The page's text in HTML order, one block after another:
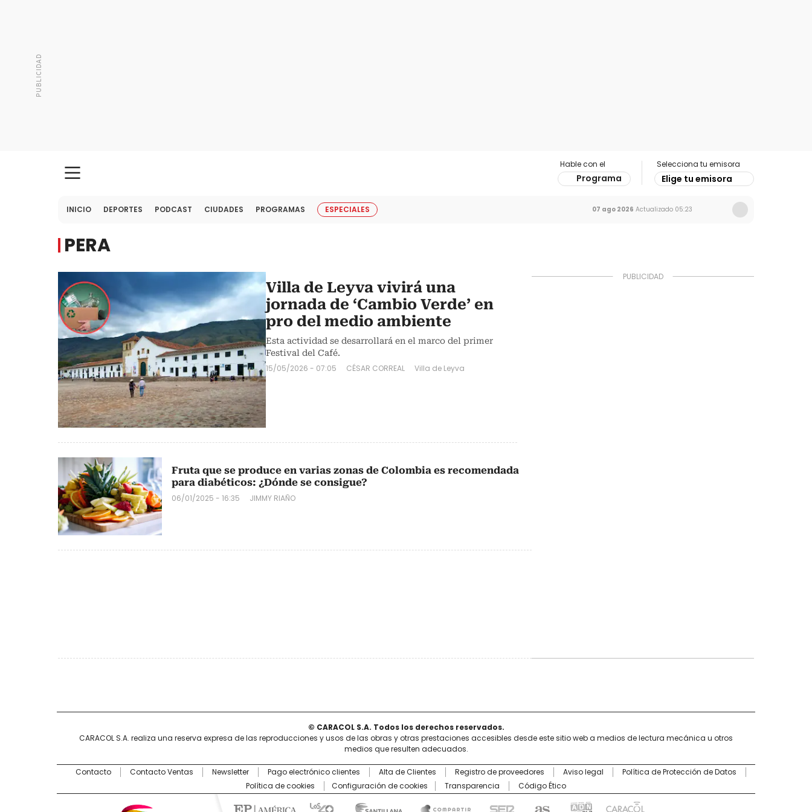
Hable con el
Programa
Selecciona tu emisora
Elige tu emisora
INICIO DEPORTES PODCAST CIUDADES PROGRAMAS ESPECIALES 07 ago 2026 Actualizado 05:23
PERA
Villa de Leyva vivirá una
jornada de ‘Cambio Verde’ en
pro del medio ambiente
Esta actividad se desarrollará en el marco del primer
Festival del Café.
15/05/2026 - 07:05 CÉSAR CORREAL Villa de Leyva
Fruta que se produce en varias zonas de Colombia es recomendada
para diabéticos: ¿Dónde se consigue?
06/01/2025 - 16:35 JIMMY RIAÑO
© CARACOL S.A. Todos los derechos reservados.
CARACOL S.A. realiza una reserva expresa de las reproducciones y usos de las obras y otras prestaciones accesibles desde este sitio web a medios de lectura mecánica u otros
medios que resulten adecuados.
Contacto Contacto Ventas Newsletter Pago electrónico clientes Alta de Clientes Registro de proveedores Aviso legal
Política de Protección de Datos
Política de cookies
Configuración de cookies Transparencia Código Ético